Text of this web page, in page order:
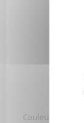
Couleur opaque